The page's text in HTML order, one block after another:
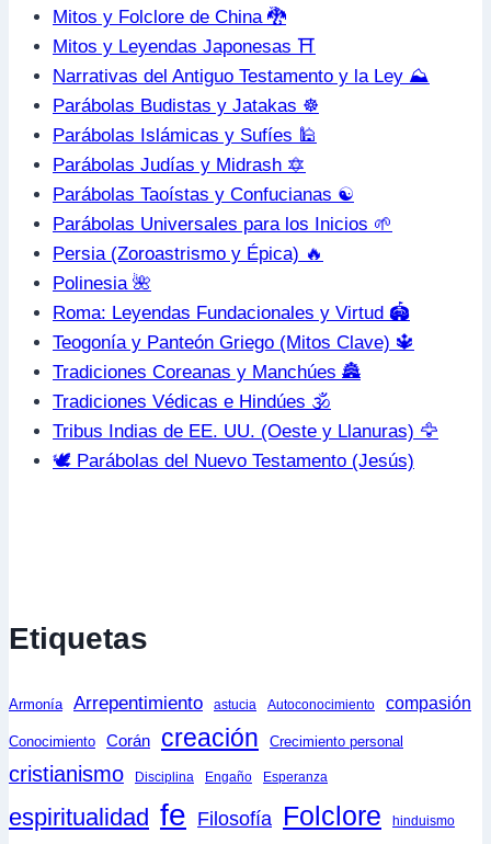
Mitos y Folclore de China 🐉
Mitos y Leyendas Japonesas ⛩️
Narrativas del Antiguo Testamento y la Ley ⛰️
Parábolas Budistas y Jatakas ☸️
Parábolas Islámicas y Sufíes 🕌
Parábolas Judías y Midrash 🔯
Parábolas Taoístas y Confucianas ☯️
Parábolas Universales para los Inicios 🌱
Persia (Zoroastrismo y Épica) 🔥
Polinesia 🌺
Roma: Leyendas Fundacionales y Virtud 🏟️
Teogonía y Panteón Griego (Mitos Clave) 🔱
Tradiciones Coreanas y Manchúes 🏯
Tradiciones Védicas e Hindúes 🕉️
Tribus Indias de EE. UU. (Oeste y Llanuras) 🦅
🕊️ Parábolas del Nuevo Testamento (Jesús)
Etiquetas
Armonía Arrepentimiento astucia Autoconocimiento compasión
Conocimiento Corán creación Crecimiento personal
cristianismo Disciplina Engaño Esperanza
espiritualidad fe Filosofía Folclore hinduismo